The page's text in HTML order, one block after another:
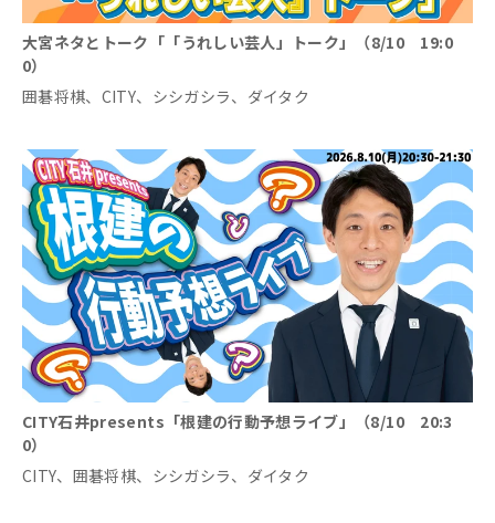
大宮ネタとトーク「「うれしい芸人」トーク」（8/10 19:0
0）
囲碁将棋、CITY、シシガシラ、ダイタク
CITY石井presents「根建の行動予想ライブ」（8/10 20:3
0）
CITY、囲碁将棋、シシガシラ、ダイタク